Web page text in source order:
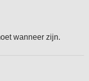
wanneer zijn.